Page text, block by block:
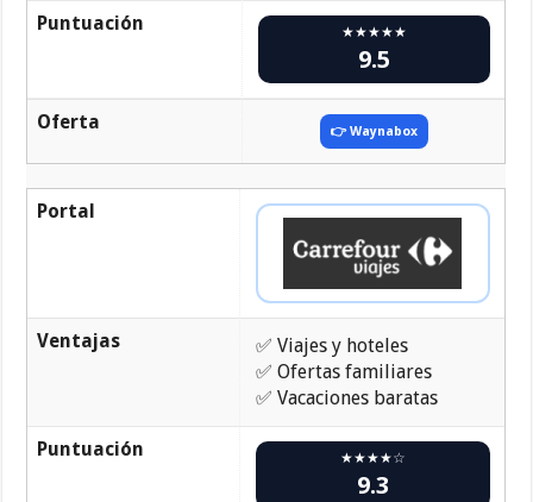
Puntuación ★★★★★
9.5
Oferta 👉 Waynabox
Portal
Ventajas
✅ Viajes y hoteles
✅ Ofertas familiares
✅ Vacaciones baratas
Puntuación ★★★★☆
9.3